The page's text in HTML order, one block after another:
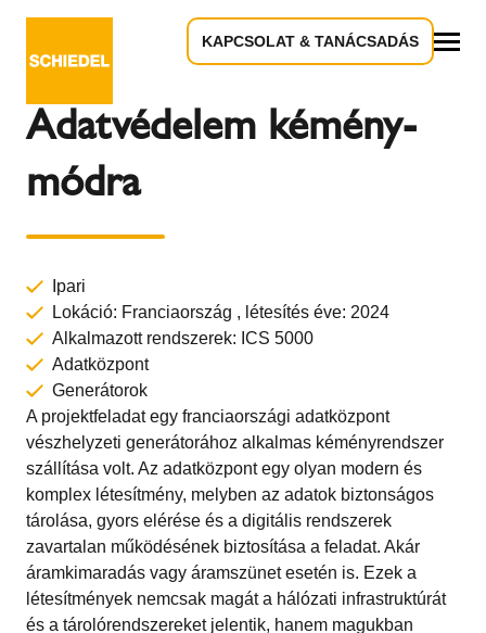
KAPCSOLAT & TANÁCSADÁS
Vissza az áttekintéshez
Adatvédelem kémény-
módra
Ipari
Lokáció: Franciaország , létesítés éve: 2024
Alkalmazott rendszerek: ICS 5000
Adatközpont
Generátorok
A projektfeladat egy franciaországi adatközpont
vészhelyzeti generátorához alkalmas kéményrendszer
szállítása volt. Az adatközpont egy olyan modern és
komplex létesítmény, melyben az adatok biztonságos
tárolása, gyors elérése és a digitális rendszerek
zavartalan működésének biztosítása a feladat. Akár
áramkimaradás vagy áramszünet esetén is. Ezek a
létesítmények nemcsak magát a hálózati infrastruktúrát
és a tárolórendszereket jelentik, hanem magukban